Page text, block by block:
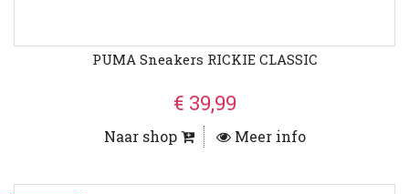
PUMA Sneakers RICKIE CLASSIC
€ 39,99
Naar shop Meer info